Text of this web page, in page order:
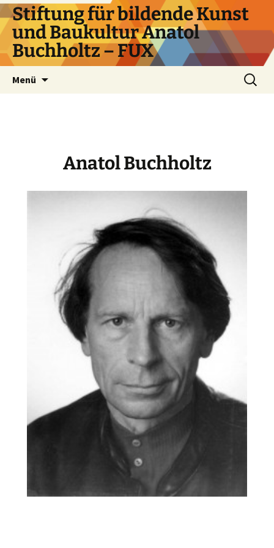
Zum
Inhalt
springen
Stiftung für bildende Kunst
und Baukultur Anatol
Buchholtz – FUX
Menü
Suchen
nach:
Anatol Buchholtz